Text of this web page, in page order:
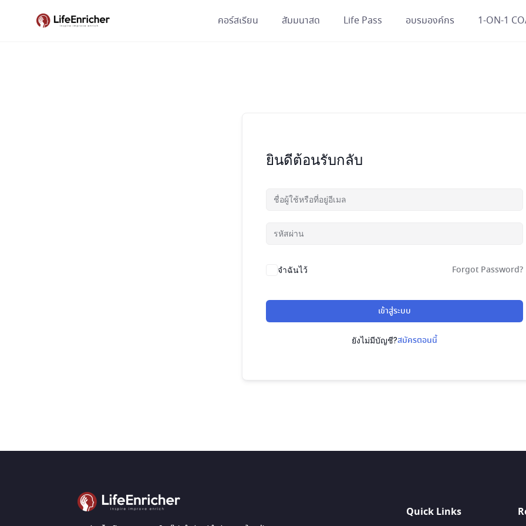
คอร์สเรียน สัมมนาสด Life Pass อบรมองค์กร 1-ON-1
ยินดีต้อนรับกลับ
จำฉันไว้ Forgot Password?
เข้าสู่ระบบ
ยังไม่มีบัญชี?สมัครตอนนี้
Quick Links